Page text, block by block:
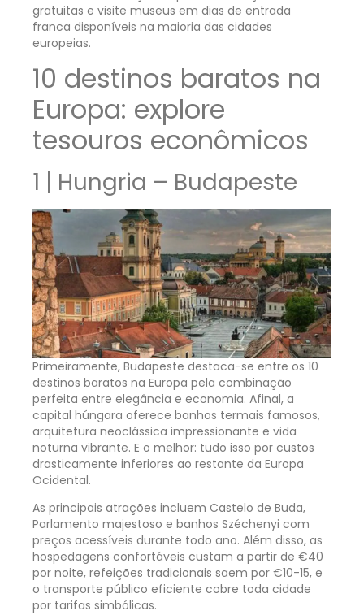
gratuitas e visite museus em dias de entrada
franca disponíveis na maioria das cidades
europeias.
10 destinos baratos na
Europa: explore
tesouros econômicos
1 | Hungria – Budapeste
Primeiramente, Budapeste destaca-se entre os 10
destinos baratos na Europa pela combinação
perfeita entre elegância e economia. Afinal, a
capital húngara oferece banhos termais famosos,
arquitetura neoclássica impressionante e vida
noturna vibrante. E o melhor: tudo isso por custos
drasticamente inferiores ao restante da Europa
Ocidental.
As principais atrações incluem Castelo de Buda,
Parlamento majestoso e banhos Széchenyi com
preços acessíveis durante todo ano. Além disso, as
hospedagens confortáveis custam a partir de €40
por noite, refeições tradicionais saem por €10-15, e
o transporte público eficiente cobre toda cidade
por tarifas simbólicas.